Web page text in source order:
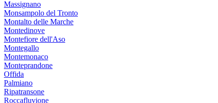
Massignano
Monsampolo del Tronto
Montalto delle Marche
Montedinove
Montefiore dell'Aso
Montegallo
Montemonaco
Monteprandone
Offida
Palmiano
Ripatransone
Roccafluvione